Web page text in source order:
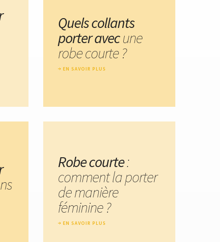
Quels collants
porter avecune
robe courte ?
EN SAVOIR PLUS
Robe courte:
comment la porter
de manière
féminine ?
EN SAVOIR PLUS